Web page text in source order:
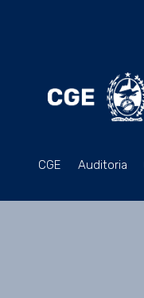
CGE Auditoria